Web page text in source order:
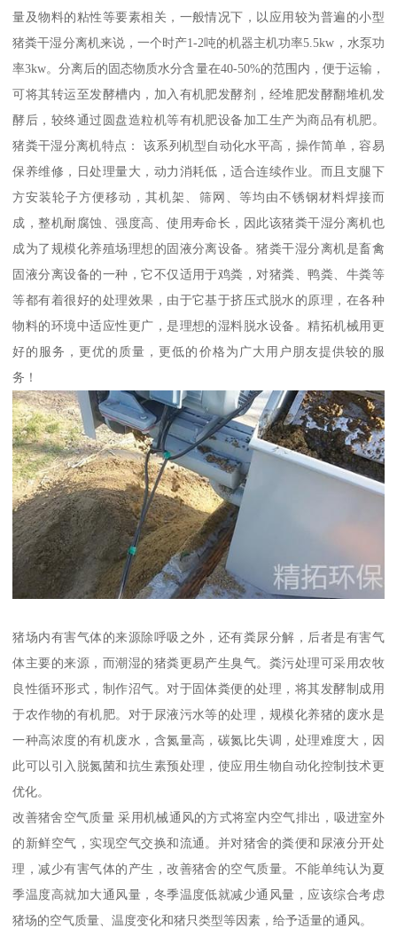
量及物料的粘性等要素相关，一般情况下，以应用较为普遍的小型
猪粪干湿分离机来说，一个时产1-2吨的机器主机功率5.5kw，水泵功
率3kw。分离后的固态物质水分含量在40-50%的范围内，便于运输，
可将其转运至发酵槽内，加入有机肥发酵剂，经堆肥发酵翻堆机发
酵后，较终通过圆盘造粒机等有机肥设备加工生产为商品有机肥。
猪粪干湿分离机特点： 该系列机型自动化水平高，操作简单，容易
保养维修，日处理量大，动力消耗低，适合连续作业。而且支腿下
方安装轮子方便移动，其机架、筛网、等均由不锈钢材料焊接而
成，整机耐腐蚀、强度高、使用寿命长，因此该猪粪干湿分离机也
成为了规模化养殖场理想的固液分离设备。猪粪干湿分离机是畜禽
固液分离设备的一种，它不仅适用于鸡粪，对猪粪、鸭粪、牛粪等
等都有着很好的处理效果，由于它基于挤压式脱水的原理，在各种
物料的环境中适应性更广，是理想的湿料脱水设备。精拓机械用更
好的服务，更优的质量，更低的价格为广大用户朋友提供较的服
务！
猪场内有害气体的来源除呼吸之外，还有粪尿分解，后者是有害气
体主要的来源，而潮湿的猪粪更易产生臭气。粪污处理可采用农牧
良性循环形式，制作沼气。对于固体粪便的处理，将其发酵制成用
于农作物的有机肥。对于尿液污水等的处理，规模化养猪的废水是
一种高浓度的有机废水，含氮量高，碳氮比失调，处理难度大，因
此可以引入脱氮菌和抗生素预处理，使应用生物自动化控制技术更
优化。
改善猪舍空气质量 采用机械通风的方式将室内空气排出，吸进室外
的新鲜空气，实现空气交换和流通。并对猪舍的粪便和尿液分开处
理，减少有害气体的产生，改善猪舍的空气质量。不能单纯认为夏
季温度高就加大通风量，冬季温度低就减少通风量，应该综合考虑
猪场的空气质量、温度变化和猪只类型等因素，给予适量的通风。